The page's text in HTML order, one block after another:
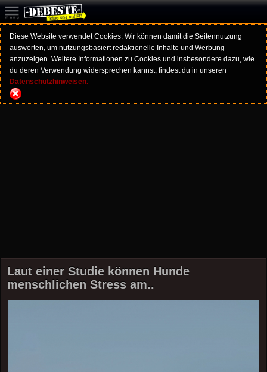
Diese Website verwendet Cookies. Wir können damit die Seitennutzung
auswerten, um nutzungsbasiert redaktionelle Inhalte und Werbung
anzuzeigen. Weitere Informationen zu Cookies und insbesondere dazu, wie
du deren Verwendung widersprechen kannst, findest du in unseren
Datenschutzhinweisen.
Laut einer Studie können Hunde
menschlichen Stress am..